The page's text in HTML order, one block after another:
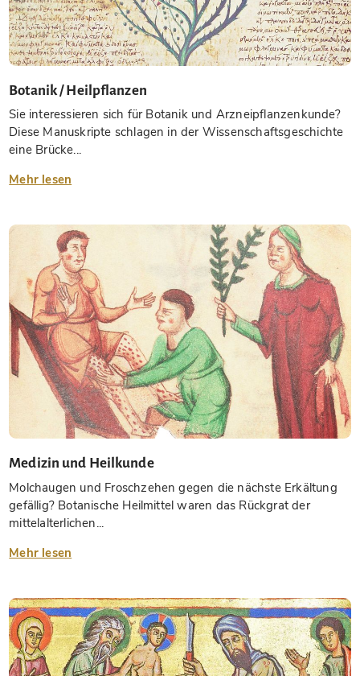
Botanik / Heilpflanzen
Sie interessieren sich für Botanik und Arzneipflanzenkunde?
Diese Manuskripte schlagen in der Wissenschaftsgeschichte
eine Brücke...
Mehr lesen
Medizin und Heilkunde
Molchaugen und Froschzehen gegen die nächste Erkältung
gefällig? Botanische Heilmittel waren das Rückgrat der
mittelalterlichen...
Mehr lesen